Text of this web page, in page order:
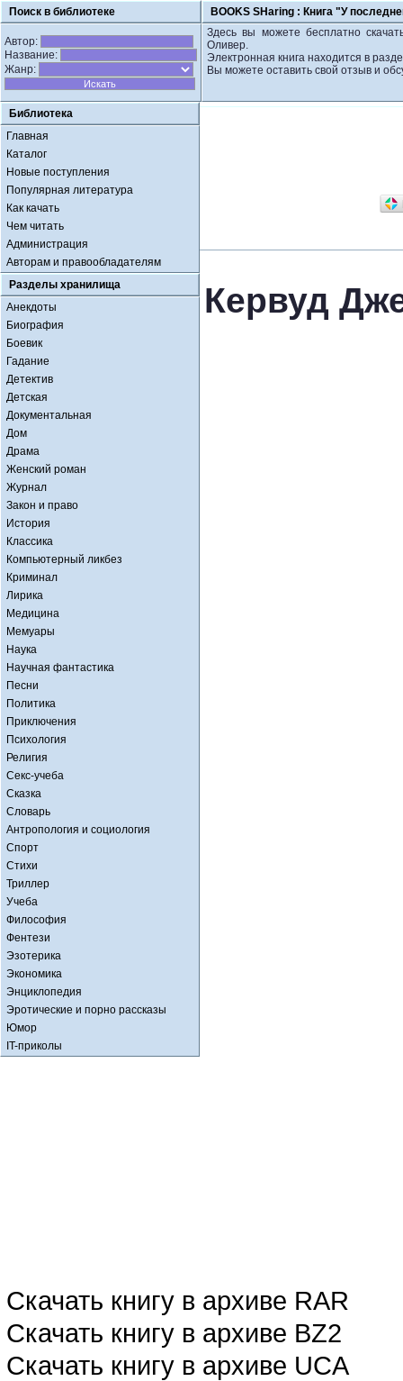
Поиск в библиотеке BOOKS SHaring : Книга "У
Автор:
Название:
Жанр:
Здесь вы можете бесплатно
Оливер.
Электронная книга находится в
Вы можете оставить свой отзыв и
Библиотека
Главная
Каталог
Новые поступления
Популярная литература
Как качать
Чем читать
Администрация
Авторам и правообладателям
Разделы хранилища
Анекдоты
Биография
Боевик
Гадание
Детектив
Детская
Документальная
Дом
Драма
Женский роман
Журнал
Закон и право
История
Классика
Компьютерный ликбез
Криминал
Лирика
Медицина
Мемуары
Наука
Научная фантастика
Песни
Политика
Приключения
Психология
Религия
Секс-учеба
Сказка
Словарь
Антропология и социология
Спорт
Стихи
Триллер
Учеба
Философия
Фентези
Эзотерика
Экономика
Энциклопедия
Эротические и порно рассказы
Юмор
IT-приколы
Кервуд
Скачать книгу в архиве RAR
Скачать книгу в архиве BZ2
Скачать книгу в архиве UCA